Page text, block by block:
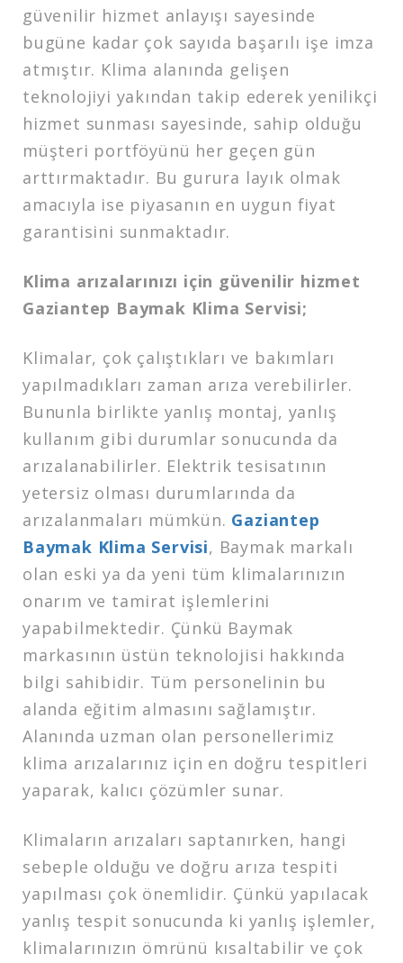
güvenilir hizmet anlayışı sayesinde
bugüne kadar çok sayıda başarılı işe imza
atmıştır. Klima alanında gelişen
teknolojiyi yakından takip ederek yenilikçi
hizmet sunması sayesinde, sahip olduğu
müşteri portföyünü her geçen gün
arttırmaktadır. Bu gurura layık olmak
amacıyla ise piyasanın en uygun fiyat
garantisini sunmaktadır.
Klima arızalarınızı için güvenilir hizmet
Gaziantep Baymak Klima Servisi;
Klimalar, çok çalıştıkları ve bakımları
yapılmadıkları zaman arıza verebilirler.
Bununla birlikte yanlış montaj, yanlış
kullanım gibi durumlar sonucunda da
arızalanabilirler. Elektrik tesisatının
yetersiz olması durumlarında da
arızalanmaları mümkün. Gaziantep
Baymak Klima Servisi, Baymak markalı
olan eski ya da yeni tüm klimalarınızın
onarım ve tamirat işlemlerini
yapabilmektedir. Çünkü Baymak
markasının üstün teknolojisi hakkında
bilgi sahibidir. Tüm personelinin bu
alanda eğitim almasını sağlamıştır.
Alanında uzman olan personellerimiz
klima arızalarınız için en doğru tespitleri
yaparak, kalıcı çözümler sunar.
Klimaların arızaları saptanırken, hangi
sebeple olduğu ve doğru arıza tespiti
yapılması çok önemlidir. Çünkü yapılacak
yanlış tespit sonucunda ki yanlış işlemler,
klimalarınızın ömrünü kısaltabilir ve çok